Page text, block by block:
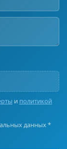
и политикой
данных *